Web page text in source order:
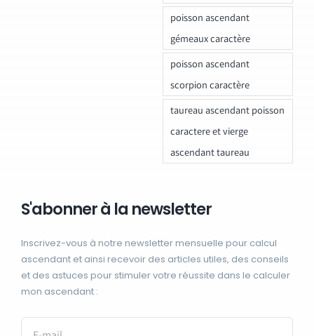
poisson ascendant
gémeaux caractère
poisson ascendant
scorpion caractère
taureau ascendant poisson
caractere et vierge
ascendant taureau
S'abonner à la newsletter
Inscrivez-vous à notre newsletter mensuelle pour calcul
ascendant et ainsi recevoir des articles utiles, des conseils
et des astuces pour stimuler votre réussite dans le calculer
mon ascendant :